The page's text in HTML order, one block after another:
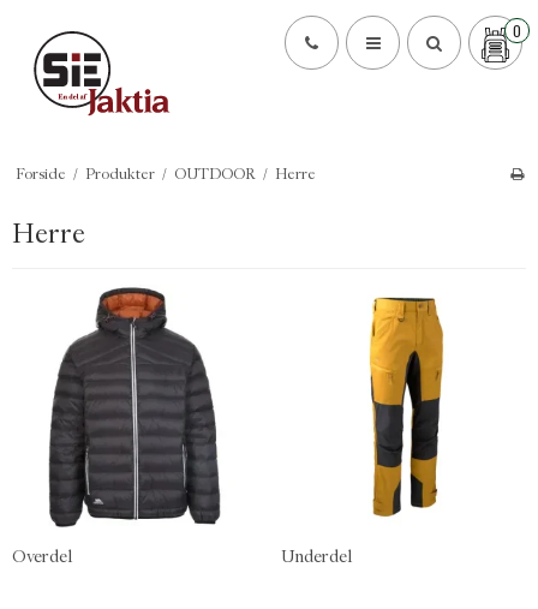
0
Forside / Produkter / OUTDOOR / Herre
Herre
Overdel Underdel